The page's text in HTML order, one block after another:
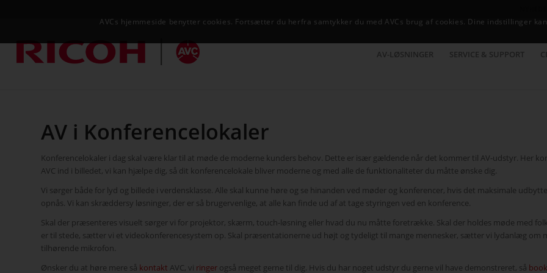
AV-LØSNINGER SERVICE & SUPPORT
AV i Konferencelokaler
Konferencelokaler i dag skal være klar til at møde de moderne kunders behov. Dette er især gældende når det kommer til AV-udstyr. Her
AVC ind i billedet, vi kan hjælpe dig, så dit konferencelokale bliver moderne og med alle de funktionaliteter du måtte ønske dig.
Vi sørger både for lyd og billede i verdensklasse. Alle skal kunne høre og se hinanden ved møder og konferencer, hvis det maksimale
opnås. Vi kan skræddersy løsninger, der er så brugervenlige, at alle kan finde ud af at tage styringen ved en konference.
Skal der præsenteres visuelt sørger vi for projektor, skærm, touch-løsning eller hvad du nu måtte foretrække. Skal der holdes møde med
er til stede, sætter vi et videokonferencesystem op. Skal præsentationerne ud højt og tydeligt til mange mennesker, sætter vi lydanlæg om
tilhørende mikrofon.
Ønsker du at høre mere så kontakt AVC, vi ringer også meget gerne til dig. Hvis du har noget udstyr du gerne vil have demonstreret, så book
AVCs hjemmeside benytter cookies. Fortsætter du herfra samtykker du med AVCs brug af cookies. Dine indstillinger